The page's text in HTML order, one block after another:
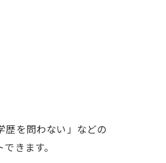
歴を問わない」などの
きます。